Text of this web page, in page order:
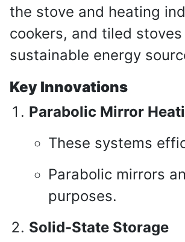
the stove and heating
cookers, and tiled
sustainable energy
Key Innovations
Parabolic Mirror
These systems
Parabolic mirrors
purposes.
Solid-State Storage